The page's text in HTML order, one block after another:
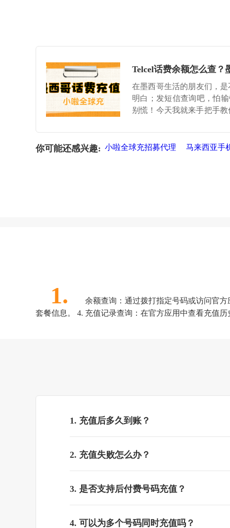
Telcel话费余额怎么查？
在墨西哥生活的朋友们，
明白；发短信查询吧，怕
别慌！今天我就来手把手
你可能还感兴趣: 小啦全球充招募代理 马来西亚手
1.
余额查询：通过拨打指定号码或访问官
套餐信息。 4. 充值记录查询：在官方应用中查看充值历
1. 充值后多久到账？
2. 充值失败怎么办？
3. 是否支持后付费号码充值？
4. 可以为多个号码同时充值吗？